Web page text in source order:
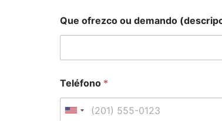
Que ofrezco ou demando
Teléfono *
U